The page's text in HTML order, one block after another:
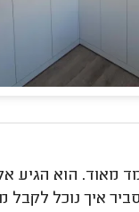
מאוד. הוא הגיע
איך נוכל לקבל